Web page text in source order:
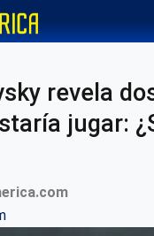
revela
jugar: